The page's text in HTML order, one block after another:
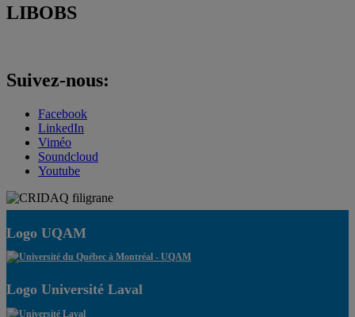
LIBOBS
Suivez-nous:
Facebook
LinkedIn
Viméo
Soundcloud
Youtube
Logo UQAM
Logo Université Laval